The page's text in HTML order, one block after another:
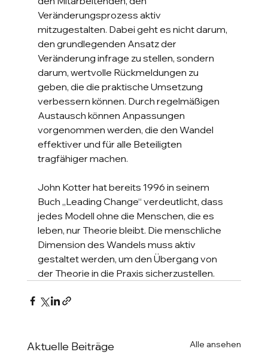
Veränderungsprozess aktiv
mitzugestalten. Dabei geht es nicht darum,
den grundlegenden Ansatz der
Veränderung infrage zu stellen, sondern
darum, wertvolle Rückmeldungen zu
geben, die die praktische Umsetzung
verbessern können. Durch regelmäßigen
Austausch können Anpassungen
vorgenommen werden, die den Wandel
effektiver und für alle Beteiligten
tragfähiger machen.
John Kotter hat bereits 1996 in seinem
Buch „Leading Change“ verdeutlicht, dass
jedes Modell ohne die Menschen, die es
leben, nur Theorie bleibt. Die menschliche
Dimension des Wandels muss aktiv
gestaltet werden, um den Übergang von
der Theorie in die Praxis sicherzustellen.
Aktuelle Beiträge Alle ansehen